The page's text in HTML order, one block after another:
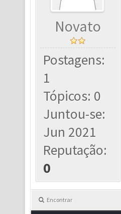
Novato
Postagens:
1
Tópicos: 0
Juntou-se:
Jun 2021
Reputação:
0
Encontrar